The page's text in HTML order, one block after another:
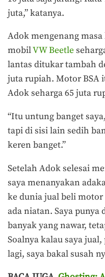
juta,” katanya.
Adok mengenang
mobilVW Beetle
lantas ditukar tambah
juta rupiah. Motor BSA
Adok seharga 65 juta
“Itu untung banget
tapi di sisi lain sedih
keren banget.”
Setelah Adok selesai
saya menanyakan
ke dunia jual beli motor
ada niatan. Saya punya
banyak yang nawar,
Soalnya kalau saya
lagi, saya bakal susah